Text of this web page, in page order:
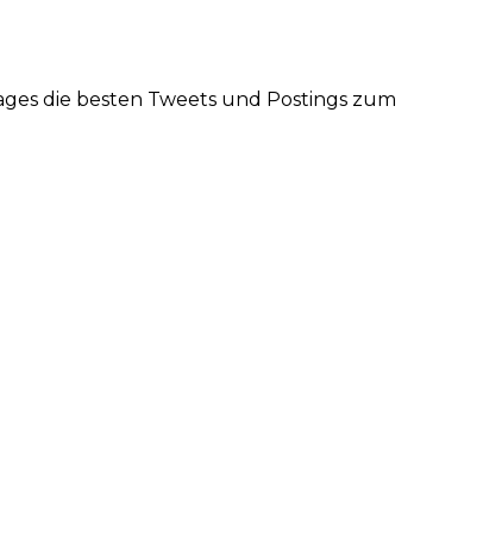
die besten Tweets und Postings zum